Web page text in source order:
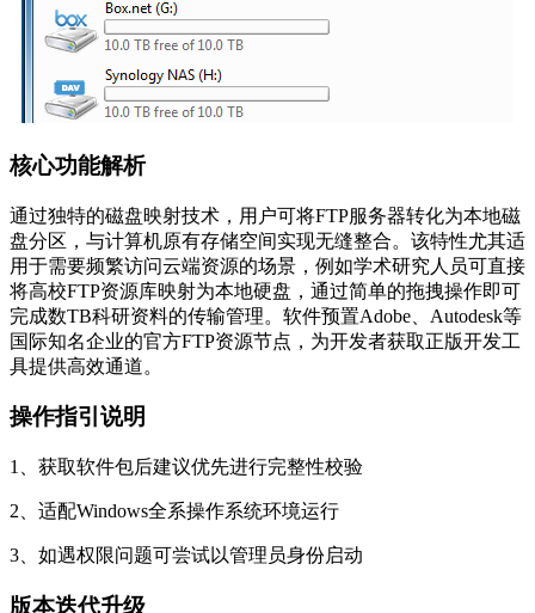
核心功能解析
通过独特的磁盘映射技术，用户可将FTP服务器转化为本地磁
盘分区，与计算机原有存储空间实现无缝整合。该特性尤其适
用于需要频繁访问云端资源的场景，例如学术研究人员可直接
将高校FTP资源库映射为本地硬盘，通过简单的拖拽操作即可
完成数TB科研资料的传输管理。软件预置Adobe、Autodesk等
国际知名企业的官方FTP资源节点，为开发者获取正版开发工
具提供高效通道。
操作指引说明
1、获取软件包后建议优先进行完整性校验
2、适配Windows全系操作系统环境运行
3、如遇权限问题可尝试以管理员身份启动
版本迭代升级